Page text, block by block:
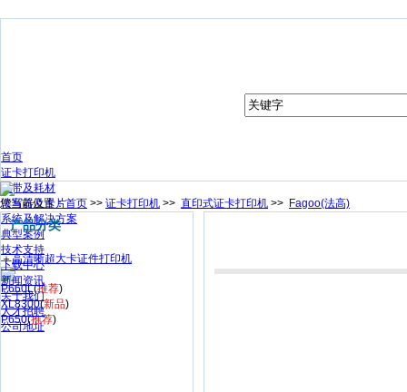
首页
证卡打印机
色带及耗材
读写器及卡片
系统及解决方案
典型案例
技术支持
下载中心
新闻资讯
关于我们
人才招聘
公司地址
您当前位置：首页 >> 证卡打印机 >> 直印式证卡打印机 >> Fagoo(法高)
产品分类
＋高清晰超大卡证件打印机
P660L(推荐)
XL8300(新品)
P650(推荐)